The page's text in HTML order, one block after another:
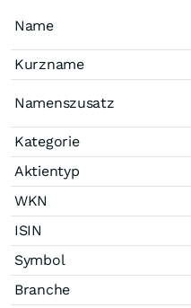
Name
Kurzname
Namenszusatz
Kategorie
Aktientyp
WKN
ISIN
Symbol
Branche